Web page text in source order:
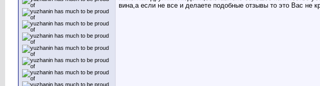
вина,а если не все и делаете подобные отзывы то это Вас не